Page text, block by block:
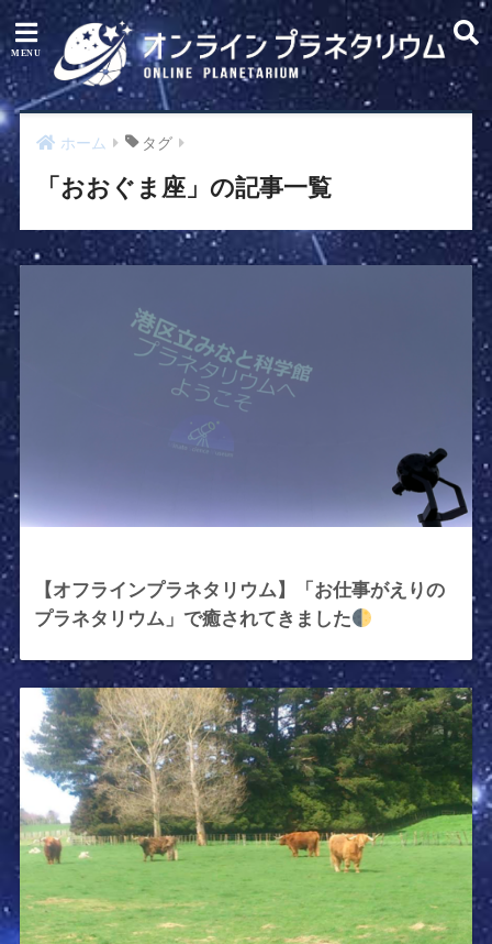
ホーム タグ
「おおぐま座」の記事一覧
【オフラインプラネタリウム】「お仕事がえりの
プラネタリウム」で癒されてきました